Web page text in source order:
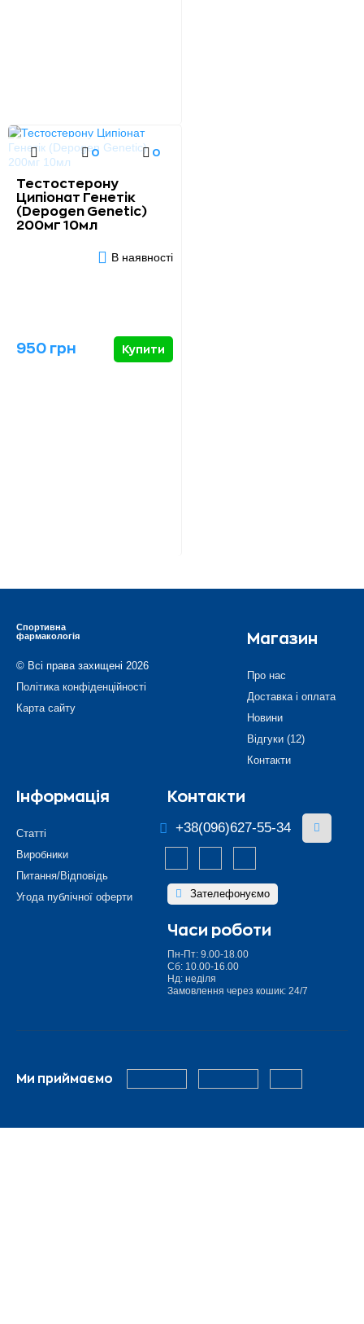
0 0
Тестостерону
Ципіонат Генетік
(Depogen Genetic)
200мг 10мл
В наявності
950 грн Купити
Спортивна
фармакологія
© Всі права захищені 2026
Політика конфіденційності
Карта сайту
Магазин
Про нас
Доставка і оплата
Новини
Відгуки (12)
Контакти
Інформація
Статті
Виробники
Питання/Відповідь
Угода публічної оферти
Контакти
+38(096)627-55-34
Зателефонуємо
Часи роботи
Пн-Пт: 9.00-18.00
Сб: 10.00-16.00
Нд: неділя
Замовлення через кошик: 24/7
Ми приймаємо